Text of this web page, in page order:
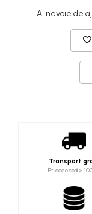
Genți șiAi nevoie de
Transport
Pt. accesorii >